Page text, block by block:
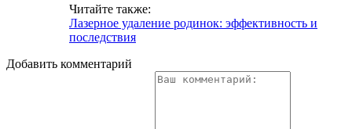
Читайте также:
Лазерное удаление родинок: эффективность и
последствия
Добавить комментарий